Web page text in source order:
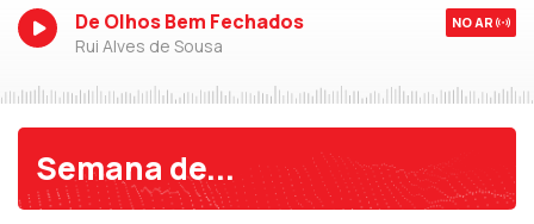
De Olhos Bem Fechados
Rui Alves de Sousa
NO AR
Semana de...